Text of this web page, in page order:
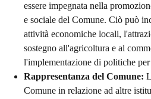
essere impegnata nella
e sociale del Comune. Ciò può
attività economiche locali,
sostegno all'agricoltura e al
l'implementazione di politiche
Rappresentanza del Comune:
Comune in relazione ad altre